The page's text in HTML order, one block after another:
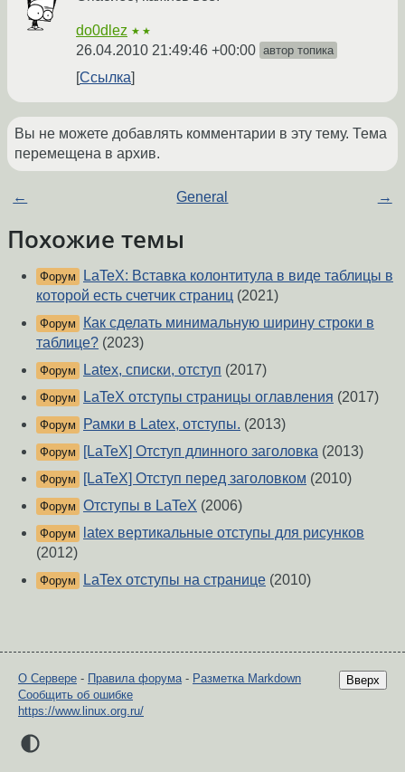
do0dlez ★★
26.04.2010 21:49:46 +00:00 автор топика
Ссылка
Вы не можете добавлять комментарии в эту тему. Тема
перемещена в архив.
← General →
Похожие темы
Форум
LaTeX: Вставка колонтитула в виде таблицы в
которой есть счетчик страниц (2021)
Форум
Как сделать минимальную ширину строки в
таблице? (2023)
Форум Latex, списки, отступ (2017)
Форум LaTeX отступы страницы оглавления (2017)
Форум Рамки в Latex, отступы. (2013)
Форум [LaTeX] Отступ длинного заголовка (2013)
Форум [LaTeX] Отступ перед заголовком (2010)
Форум Отступы в LaTeX (2006)
Форум
latex вертикальные отступы для рисунков
(2012)
Форум LaTex отступы на странице (2010)
Вверх
О Сервере - Правила форума- Разметка Markdown
Сообщить об ошибке
https://www.linux.org.ru/